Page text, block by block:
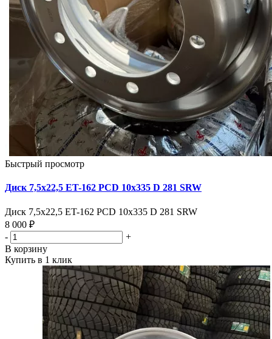
Быстрый просмотр
Диск 7,5х22,5 ET-162 PCD 10x335 D 281 SRW
Диск 7,5х22,5 ET-162 PCD 10x335 D 281 SRW
8 000 ₽
-
+
В корзину
Купить в 1 клик